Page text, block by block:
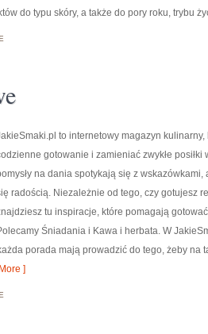
do typu skóry, a także do pory roku, trybu
to internetowy magazyn kulinarny,
gotowanie i zamieniać zwykłe posiłki
na dania spotykają się z
radością. Niezależnie od tego, czy gotujesz
tu inspiracje, które pomagają
Śniadania i Kawa i herbata. W
porada mają prowadzić do tego, żeby na
]